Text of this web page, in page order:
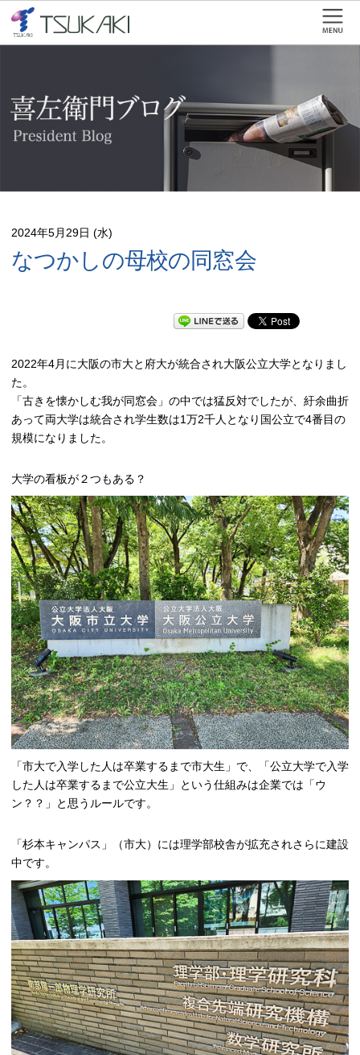
2024年5月29日 (水)
なつかしの母校の同窓会
2022年4月に大阪の市大と府大が統合され大阪公立大学となりまし
た。
「古きを懐かしむ我が同窓会」の中では猛反対でしたが、紆余曲折
あって両大学は統合され学生数は1万2千人となり国公立で4番目の
規模になりました。
大学の看板が２つもある？
「市大で入学した人は卒業するまで市大生」で、「公立大学で入学
した人は卒業するまで公立大生」という仕組みは企業では「ウ
ン？？」と思うルールです。
「杉本キャンパス」（市大）には理学部校舎が拡充されさらに建設
中です。